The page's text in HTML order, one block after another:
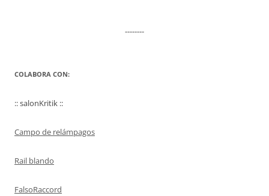
--------
COLABORA CON:
:: salonKritik ::
Campo de relámpagos
Rail blando
FalsoRaccord